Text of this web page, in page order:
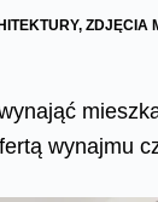
, ZDJĘCIA
wynajmu